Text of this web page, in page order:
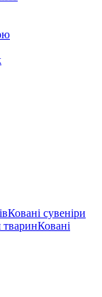
Ковані сувеніри
тваринКовані